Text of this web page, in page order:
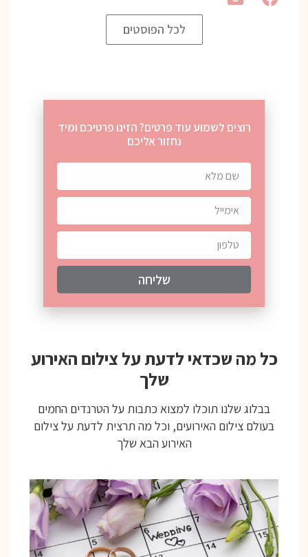
לכל הפוסטים
רוצים לשמוע עוד פרטים? הזינו פרטיכם ומיד
נחזור אליכם
שליחה
כל מה שכדאי לדעת על צילום האירוע
שלך
בבלוג שלנו תוכלו למצוא כתבות על הטרנדים החמים
בעולם צילום האירועים, וכל מה תרצית לדעת על צילום
האירוע הבא שלך